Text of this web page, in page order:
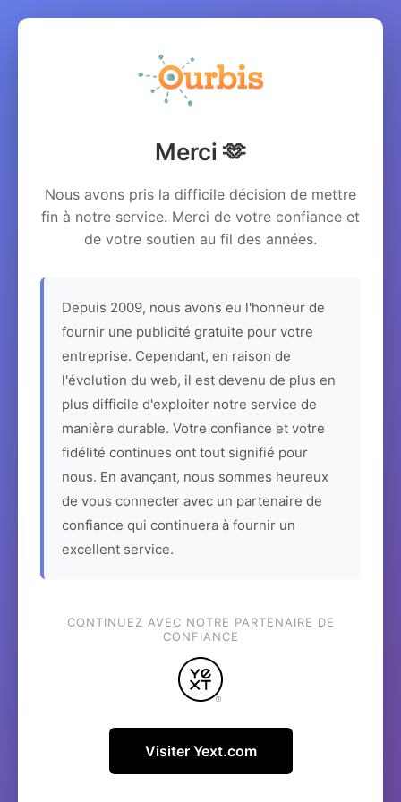
Merci 🫶
Nous avons pris la difficile décision de mettre
fin à notre service. Merci de votre confiance et
de votre soutien au fil des années.
Depuis 2009, nous avons eu l'honneur de
fournir une publicité gratuite pour votre
entreprise. Cependant, en raison de
l'évolution du web, il est devenu de plus en
plus difficile d'exploiter notre service de
manière durable. Votre confiance et votre
fidélité continues ont tout signifié pour
nous. En avançant, nous sommes heureux
de vous connecter avec un partenaire de
confiance qui continuera à fournir un
excellent service.
CONTINUEZ AVEC NOTRE PARTENAIRE DE
CONFIANCE
Visiter Yext.com